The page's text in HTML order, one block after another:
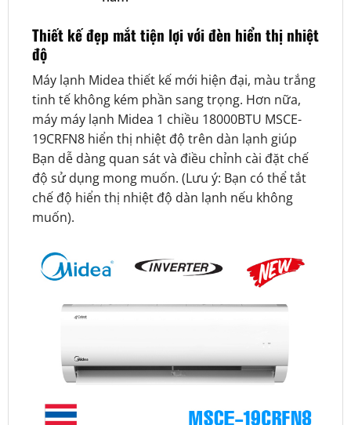
Thiết kế đẹp mắt tiện lợi với đèn hiển thị nhiệt
độ
Máy lạnh Midea thiết kế mới hiện đại, màu trắng
tinh tế không kém phần sang trọng. Hơn nữa,
máy máy lạnh Midea 1 chiều 18000BTU MSCE-
19CRFN8 hiển thị nhiệt độ trên dàn lạnh giúp
Bạn dễ dàng quan sát và điều chỉnh cài đặt chế
độ sử dụng mong muốn. (Lưu ý: Bạn có thể tắt
chế độ hiển thị nhiệt độ dàn lạnh nếu không
muốn).